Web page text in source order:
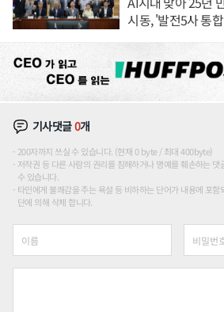
시동, '발전5사 통
기사댓글0개
200자까지 쓰실 수 있습니다. (현재 0 byte / 최대 400byte)
저작권 등 다른 사람의 권리를 침해하거나 명예를 훼손하는
수 있습니다.
타인에게 불쾌감을 주는 욕설 등 비하하는 단어가 내용에 포
단에 의해 삭제 합니다.